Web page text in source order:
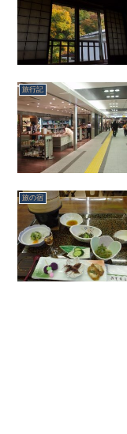
旅行記
旅の宿